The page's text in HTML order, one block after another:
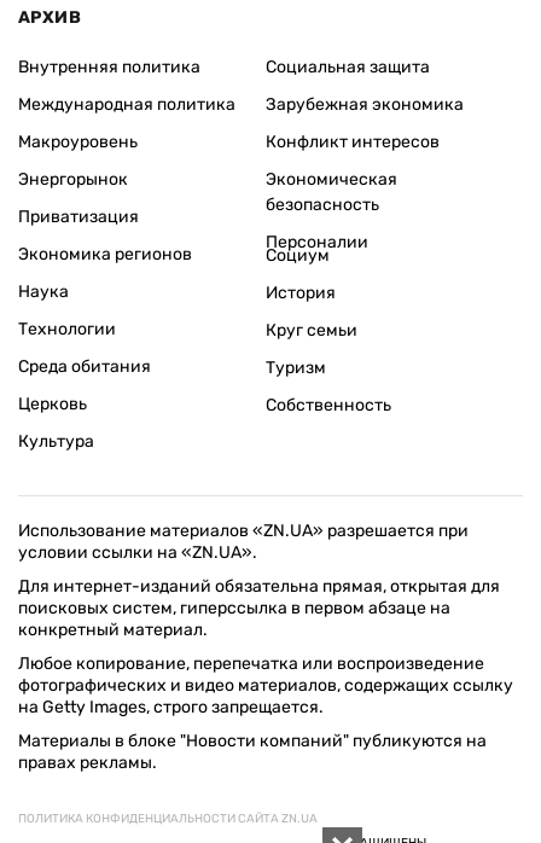
АРХИВ
Внутренняя политика
Международная политика
Макроуровень
Энергорынок
Приватизация
Экономика регионов
Социальная защита
Зарубежная экономика
Конфликт интересов
Экономическая
безопасность
Персоналии
Наука
Технологии
Среда обитания
Церковь
Культура
Социум
История
Круг семьи
Туризм
Собственность
Использование материалов «ZN.UA» разрешается при
условии ссылки на «ZN.UA».
Для интернет-изданий обязательна прямая, открытая для
поисковых систем, гиперссылка в первом абзаце на
конкретный материал.
Любое копирование, перепечатка или воспроизведение
фотографических и видео материалов, содержащих ссылку
на Getty Images, строго запрещается.
Материалы в блоке "Новости компаний" публикуются на
правах рекламы.
ПОЛИТИКА КОНФИДЕНЦИАЛЬНОСТИ САЙТА ZN.UA